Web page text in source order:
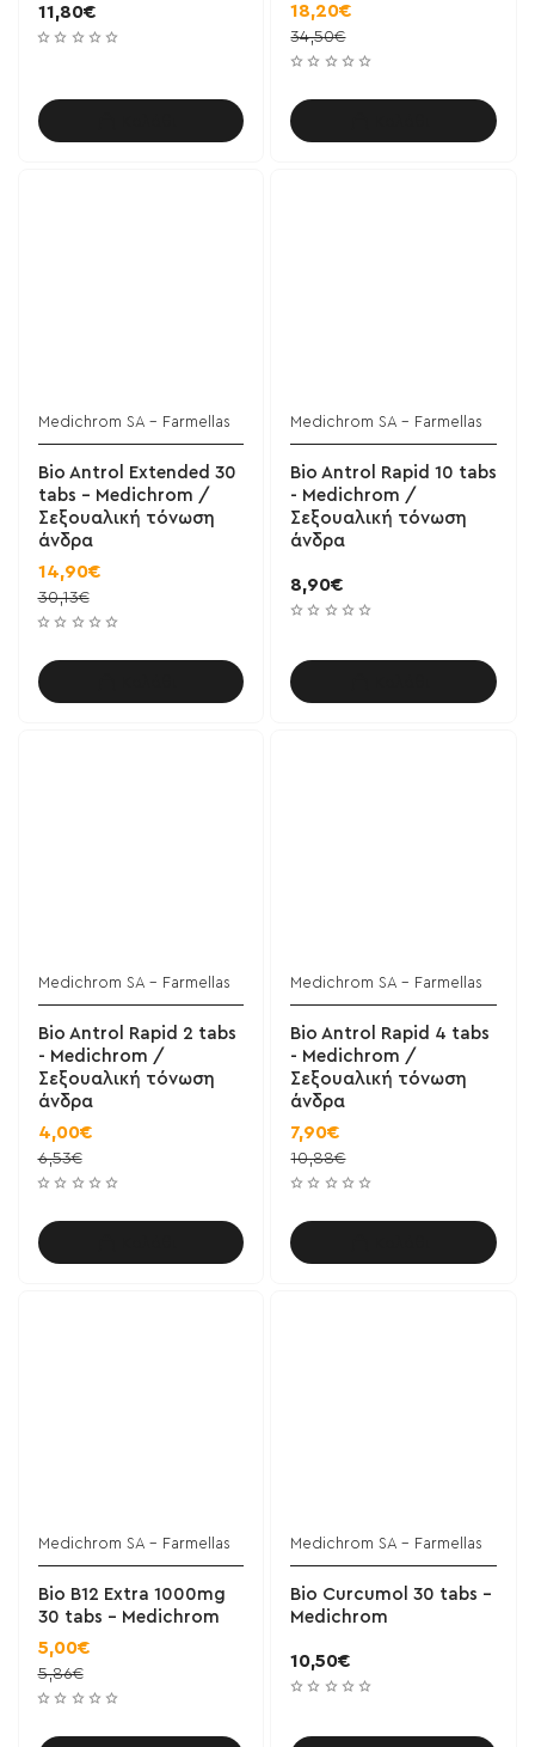
11,80€ 18,20€
34,50€
Medichrom SA - Farmellas
Bio Antrol Extended 30
tabs - Medichrom /
Σεξουαλική τόνωση
άνδρα
14,90€
30,13€
Medichrom SA - Farmellas
Bio Antrol Rapid 10 tabs
- Medichrom /
Σεξουαλική τόνωση
άνδρα
8,90€
Medichrom SA - Farmellas
Bio Antrol Rapid 2 tabs
- Medichrom /
Σεξουαλική τόνωση
άνδρα
4,00€
6,53€
Medichrom SA - Farmellas
Bio Antrol Rapid 4 tabs
- Medichrom /
Σεξουαλική τόνωση
άνδρα
7,90€
10,88€
Medichrom SA - Farmellas
Bio B12 Extra 1000mg
30 tabs - Medichrom
5,00€
5,86€
Medichrom SA - Farmellas
Bio Curcumol 30 tabs -
Medichrom
10,50€